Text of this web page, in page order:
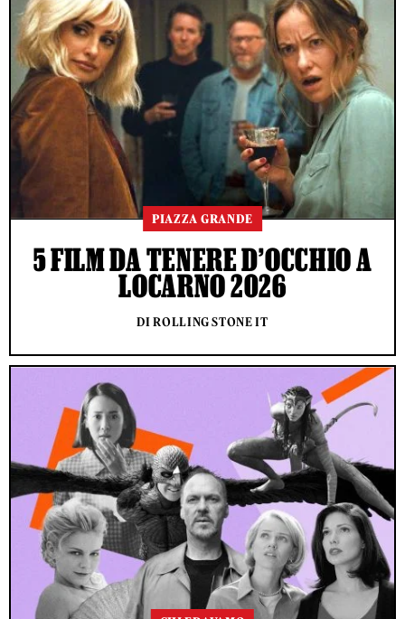
PIAZZA GRANDE
5 FILM DA TENERE D’OCCHIO A
LOCARNO 2026
DI ROLLING STONE IT